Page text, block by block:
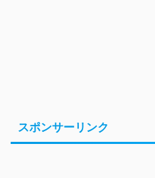
スポンサーリンク